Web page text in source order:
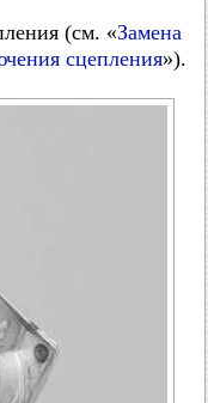
(см. «Замена
сцепления»).